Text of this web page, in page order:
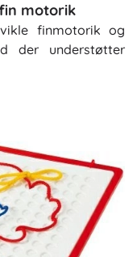
motorik
finmotorik og
der understøtter